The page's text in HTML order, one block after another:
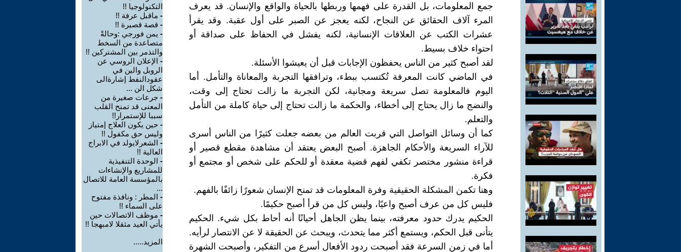
جمع المعلومات، بل القدرة على فهمها وربطها بالحياة والواقع والإنسان. قد يعرف
المرء آلاف الحقائق عن النجاح، لكنه يعجز عن الصبر على أول عقبة. وقد يقرأ
عشرات الكتب عن العلاقات الإنسانية، لكنه يفشل في الحفاظ على صداقة أو
احتواء خلاف بسيط.
لقد أصبح كثير من الناس يحفظون الإجابات قبل أن يعيشوا الأسئلة.
في الماضي كانت المعرفة تُكتسب ببطء، وترافقها التجربة والمعاناة والتأمل. أما
اليوم فالمعلومة تصل سريعة ومجانية، لكن التجربة ما زالت تحتاج إلى وقت،
والنضج ما زال يحتاج إلى أخطاء، والحكمة ما زالت تحتاج إلى حياة كاملة من التأمل
والتعلم.
كما أن وسائل التواصل التي قربت العالم من بعضه جعلت كثيرًا من الناس أسرى
للآراء السريعة والأحكام الجاهزة. أصبح البعض يعتقد أن مشاهدة مقطع قصير أو
قراءة منشور مختصر تكفي لفهم قضية معقدة أو للحكم على شخص أو مجتمع أو
فكرة.
وهنا تكمن المشكلة الحقيقية وفرة المعلومات قد تمنح الإنسان شعورًا زائفًا بالفهم.
فليس كل من عرف أصبح واعيًا، وليس كل من قرأ أصبح حكيمًا.
الحكيم يدرك حدود معرفته، بينما يظن الجاهل أحيانًا أنه أحاط بكل شيء. الحكيم
يتأنى قبل الحكم، ويستمع أكثر مما يتحدث، ويبحث عن الحقيقة لا عن الانتصار لرأيه.
أما في زمن السرعة فقد أصبحت ردود الأفعال أسرع من التفكير، وأصبحت الشهرة
التكنولوجيا !!
- ماقبل عرفة !!
- قصة قصيرة !!
- يمن فورجي :وحالةً
متصاعدة من السخط
والتذمر بين المشتركين !!
- الإعلان الروسي عن
الروبل والين في
عقودالنفط إشارةالى
شكل الن ...
- جرعات صغيرة من
المعنى قد تمنح القلب
سببا للإستمرار!!
- حين يكون العلاج إمتياز
وليس حق مكفول !!
- الشعرلايولد في الابراج
العالية !!
- الوحدة التنفيذية
للمشاريع والإنشاءات
بالمؤسسة العامة للاتصال
...
- المطر : ونافذة مفتوح
على السماء !!
- موظف الاتصالات حين
يأتي العيد مثقلا لامبهجا !!
المزيد.....